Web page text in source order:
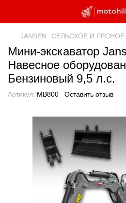
JANSEN СЕЛЬСКОЕ И
Мини-экскаватор
Навесное
Бензиновый 9,5 л.с.
Артикул: MB800 Оставить отзыв